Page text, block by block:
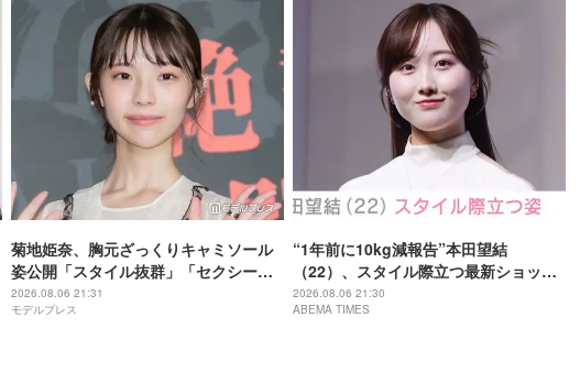
菊地姫奈、胸元ざっくりキャミソール
姿公開「スタイル抜群」「セクシーす
ぎる」と話題
2026.08.06 21:31
モデルプレス
“1年前に10kg減報告”本田望結
（22）、スタイル際立つ最新ショット
に反響「痩せた？」「ミトちゃんに似
てきた」
2026.08.06 21:30
ABEMA TIMES